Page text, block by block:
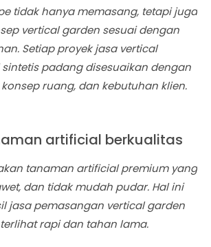
tidak hanya memasang, tetapi juga
vertical garden sesuai dengan
Setiap proyek jasa vertical
padang disesuaikan dengan
ruang, dan kebutuhan klien.
artificial berkualitas
tanaman artificial premium yang
dan tidak mudah pudar. Hal ini
jasa pemasangan vertical garden
rapi dan tahan lama.